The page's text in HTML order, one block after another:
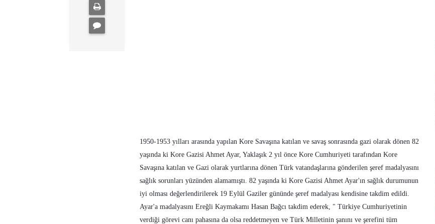
1950-1953 yılları arasında yapılan Kore Savaşına katılan ve savaş sonrasında gazi olarak dönen 82
yaşında ki Kore Gazisi Ahmet Ayar, Yaklaşık 2 yıl önce Kore Cumhuriyeti tarafından Kore
Savaşına katılan ve Gazi olarak yurtlarına dönen Türk vatandaşlarına gönderilen şeref madalyasını
sağlık sorunları yüzünden alamamıştı. 82 yaşında ki Kore Gazisi Ahmet Ayar'ın sağlık durumunun
iyi olması değerlendirilerek 19 Eylül Gaziler gününde şeref madalyası kendisine takdim edildi.
Ayar'a madalyasını Ereğli Kaymakamı Hasan Bağcı takdim ederek, " Türkiye Cumhuriyetinin
verdiği görevi canı pahasına da olsa reddetmeyen ve Türk Milletinin şanını ve şerefini tüm